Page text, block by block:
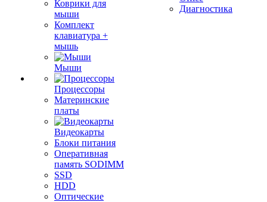
Коврики для
мыши
Комплект
клавиатура +
мышь
Мыши
Процессоры
Материнские
платы
Видеокарты
Блоки питания
Оперативная
память SODIMM
SSD
HDD
Оптические
Диагностика